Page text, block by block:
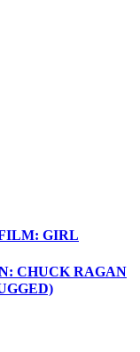
GIRL
CHUCK RAGAN